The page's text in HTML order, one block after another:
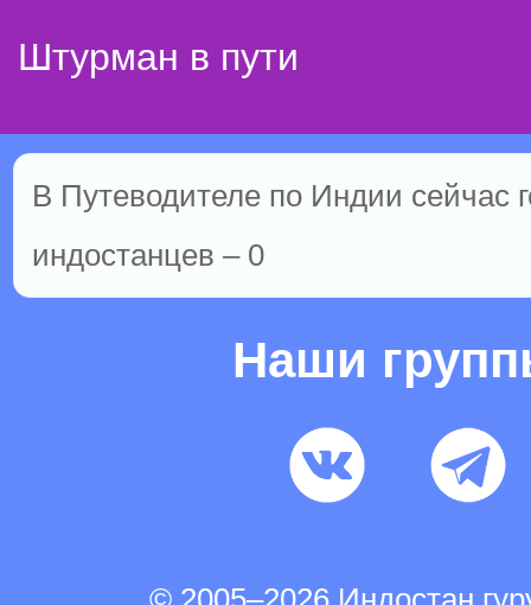
Штурман в пути
В Путеводителе по Индии сейчас
индостанцев – 0
Наши